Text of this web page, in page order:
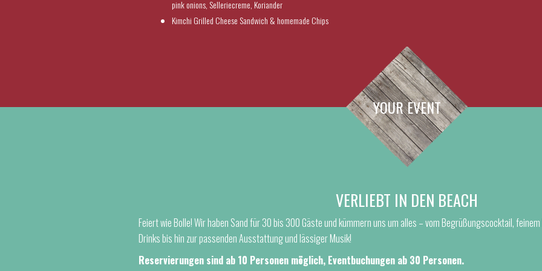
pink onions, Selleriecreme, Koriander
Kimchi Grilled Cheese Sandwich & homemade Chips
YOUR EVENT
VERLIEBT IN DEN BEACH
Feiert wie Bolle! Wir haben Sand für 30 bis 300 Gäste und kümmern uns um alles – vom Begrüßungscocktail,
Drinks bis hin zur passenden Ausstattung und lässiger Musik!
Reservierungen sind ab 10 Personen möglich, Eventbuchungen ab 30 Personen.